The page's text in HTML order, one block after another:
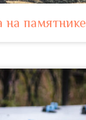
на памятнике